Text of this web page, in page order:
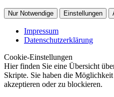
Nur Notwendige Einstellungen
Impressum
Datenschutzerklärung
Cookie-Einstellungen
Hier finden Sie eine Übersicht
Skripte. Sie haben die
akzeptieren oder zu blockieren.